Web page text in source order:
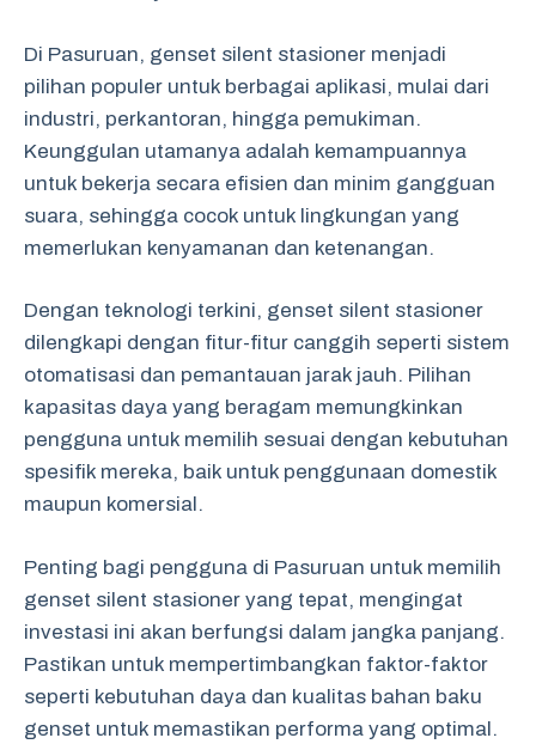
Di Pasuruan, genset silent stasioner menjadi
pilihan populer untuk berbagai aplikasi, mulai dari
industri, perkantoran, hingga pemukiman.
Keunggulan utamanya adalah kemampuannya
untuk bekerja secara efisien dan minim gangguan
suara, sehingga cocok untuk lingkungan yang
memerlukan kenyamanan dan ketenangan.
Dengan teknologi terkini, genset silent stasioner
dilengkapi dengan fitur-fitur canggih seperti sistem
otomatisasi dan pemantauan jarak jauh. Pilihan
kapasitas daya yang beragam memungkinkan
pengguna untuk memilih sesuai dengan kebutuhan
spesifik mereka, baik untuk penggunaan domestik
maupun komersial.
Penting bagi pengguna di Pasuruan untuk memilih
genset silent stasioner yang tepat, mengingat
investasi ini akan berfungsi dalam jangka panjang.
Pastikan untuk mempertimbangkan faktor-faktor
seperti kebutuhan daya dan kualitas bahan baku
genset untuk memastikan performa yang optimal.